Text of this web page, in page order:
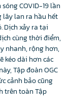
COVID-19 lần
lan ra hầu hết
Dịch xảy ra tại
cùng thời điểm,
nhanh, rộng hơn,
kéo dài hơn các
Tập đoàn OGC
cảnh bảo cũng
trên toàn Tập